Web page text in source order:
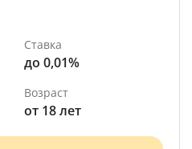
Ставка
до 0,01%
Возраст
от 18 лет